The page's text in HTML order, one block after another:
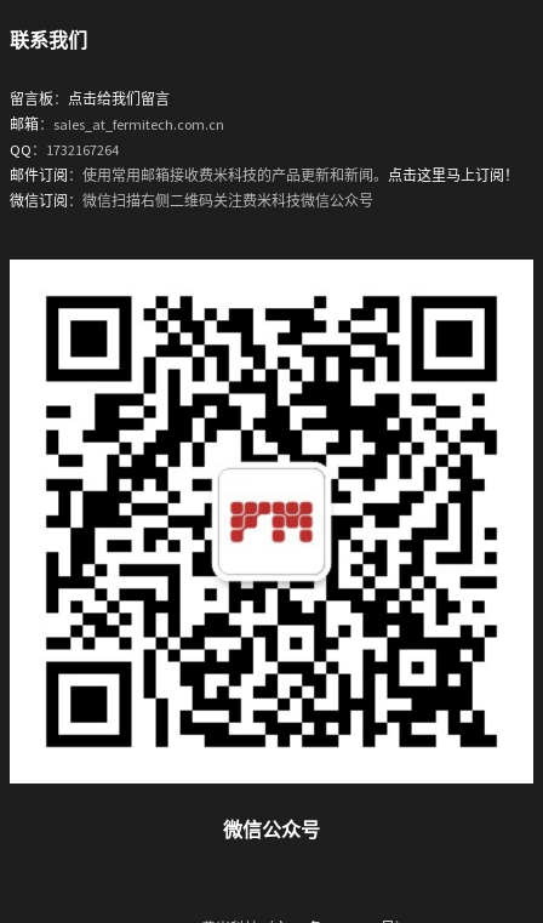
联系我们
留言板 ： 点击给我们留言
邮箱：sales_at_fermitech.com.cn
QQ ：1732167264
邮件订阅 ：使用常用邮箱接收费米科技的产品更新和新闻。 点击这里马上订阅！
微信订阅 ：微信扫描右侧二维码关注费米科技微信公众号
微信公众号